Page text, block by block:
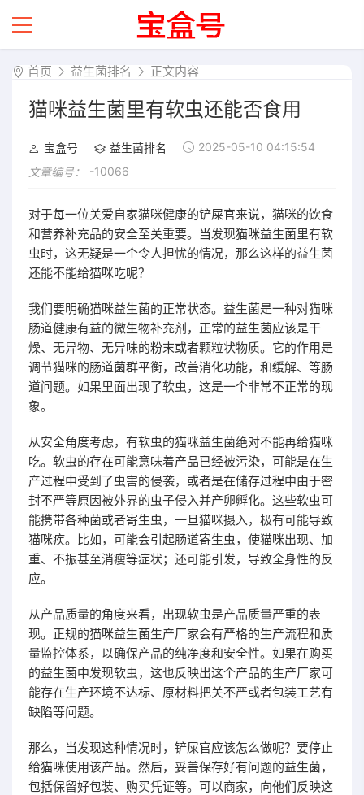
首页 益生菌排名 正文内容
猫咪益生菌里有软虫还能否食用
宝盒号 益生菌排名
2025-05-10 04:15:54
文章编号：
-10066
对于每一位关爱自家猫咪健康的铲屎官来说，猫咪的饮食
和营养补充品的安全至关重要。当发现猫咪益生菌里有软
虫时，这无疑是一个令人担忧的情况，那么这样的益生菌
还能不能给猫咪吃呢？
我们要明确猫咪益生菌的正常状态。益生菌是一种对猫咪
肠道健康有益的微生物补充剂，正常的益生菌应该是干
燥、无异物、无异味的粉末或者颗粒状物质。它的作用是
调节猫咪的肠道菌群平衡，改善消化功能，和缓解、等肠
道问题。如果里面出现了软虫，这是一个非常不正常的现
象。
从安全角度考虑，有软虫的猫咪益生菌绝对不能再给猫咪
吃。软虫的存在可能意味着产品已经被污染，可能是在生
产过程中受到了虫害的侵袭，或者是在储存过程中由于密
封不严等原因被外界的虫子侵入并产卵孵化。这些软虫可
能携带各种菌或者寄生虫，一旦猫咪摄入，极有可能导致
猫咪疾。比如，可能会引起肠道寄生虫，使猫咪出现、加
重、不振甚至消瘦等症状；还可能引发，导致全身性的反
应。
从产品质量的角度来看，出现软虫是产品质量严重的表
现。正规的猫咪益生菌生产厂家会有严格的生产流程和质
量监控体系，以确保产品的纯净度和安全性。如果在购买
的益生菌中发现软虫，这也反映出这个产品的生产厂家可
能存在生产环境不达标、原材料把关不严或者包装工艺有
缺陷等问题。
那么，当发现这种情况时，铲屎官应该怎么做呢？要停止
给猫咪使用该产品。然后，妥善保存好有问题的益生菌，
包括保留好包装、购买凭证等。可以商家，向他们反映这